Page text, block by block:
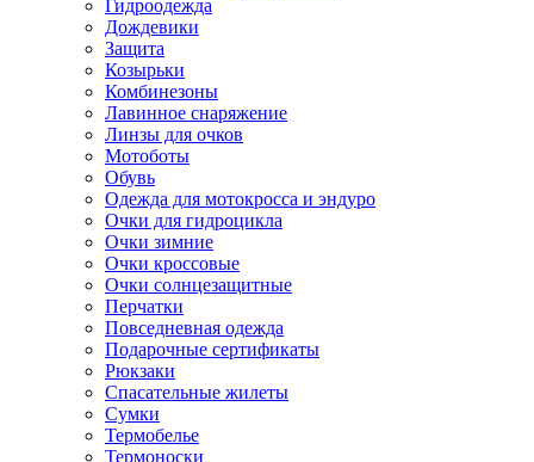
Гидроодежда
Дождевики
Защита
Козырьки
Комбинезоны
Лавинное снаряжение
Линзы для очков
Мотоботы
Обувь
Одежда для мотокросса и эндуро
Очки для гидроцикла
Очки зимние
Очки кроссовые
Очки солнцезащитные
Перчатки
Повседневная одежда
Подарочные сертификаты
Рюкзаки
Спасательные жилеты
Сумки
Термобелье
Термоноски